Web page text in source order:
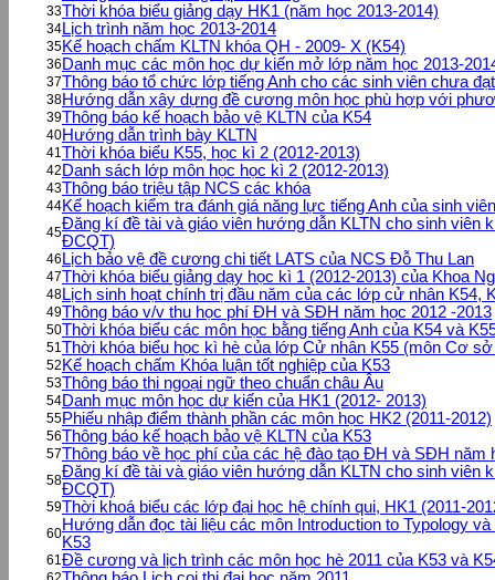
33Thời khóa biểu giảng dạy HK1 (năm học 2013-2014)
34 Lịch trình năm học 2013-2014
35Kế hoạch chấm KLTN khóa QH - 2009- X (K54)
36 Danh mục các môn học dự kiến mở lớp năm học 2013-
37Thông báo tổ chức lớp tiếng Anh cho các sinh viên chưa
38Hướng dẫn xây dựng đề cương môn học phù hợp với
39Thông báo kế hoạch bảo vệ KLTN của K54
40Hướng dẫn trình bày KLTN
41Thời khóa biểu K55, học kì 2 (2012-2013)
42 Danh sách lớp môn học học kì 2 (2012-2013)
43Thông báo triệu tập NCS các khóa
44Kế hoạch kiểm tra đánh giá năng lực tiếng Anh của sinh viên
45Đăng kí đề tài và giáo viên hướng dẫn KLTN cho sinh viên
ĐCQT)
46 Lịch bảo vệ đề cương chi tiết LATS của NCS Đỗ Thu Lan
47Thời khóa biểu giảng dạy học kì 1 (2012-2013) của Khoa
48 Lịch sinh hoạt chính trị đầu năm của các lớp cử nhân K54,
49Thông báo v/v thu học phí ĐH và SĐH năm học 2012 -2013
50Thời khóa biểu các môn học bằng tiếng Anh của K54 và
51Thời khóa biểu học kì hè của lớp Cử nhân K55 (môn Cơ
52 Kế hoạch chấm Khóa luận tốt nghiệp của K53
53Thông báo thi ngoại ngữ theo chuẩn châu Âu
54Danh mục môn học dự kiến của HK1 (2012- 2013)
55Phiếu nhập điểm thành phần các môn học HK2 (2011-2012)
56Thông báo kế hoạch bảo vệ KLTN của K53
57Thông báo về học phí của các hệ đào tạo ĐH và SĐH năm
58Đăng kí đề tài và giáo viên hướng dẫn KLTN cho sinh viên
ĐCQT)
59Thời khoá biểu các lớp đại học hệ chính qui, HK1 (2011-
60Hướng dẫn đọc tài liệu các môn Introduction to Typology
K53
61Đề cương và lịch trình các môn học hè 2011 của K53 và